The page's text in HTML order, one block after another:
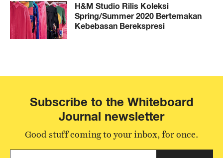
H&M Studio Rilis Koleksi
Spring/Summer 2020 Bertemakan
Kebebasan Berekspresi
Subscribe to the Whiteboard
Journal newsletter
Good stuff coming to your inbox, for once.